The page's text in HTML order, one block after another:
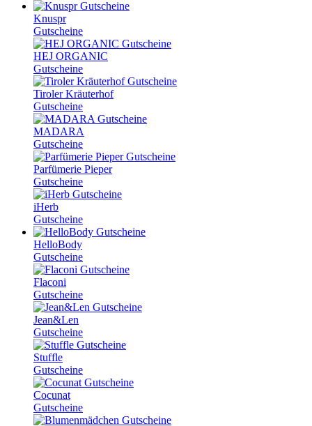
Knuspr
Gutscheine
HEJ ORGANIC
Gutscheine
Tiroler Kräuterhof
Gutscheine
MADARA
Gutscheine
Parfümerie Pieper
Gutscheine
iHerb
Gutscheine
HelloBody
Gutscheine
Flaconi
Gutscheine
Jean&Len
Gutscheine
Stuffle
Gutscheine
Cocunat
Gutscheine